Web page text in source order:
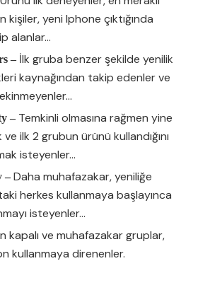
kişiler, yeni Iphone çıktığında
alanlar…
–İlk gruba benzer şekilde yenilik
kaynağından takip edenler ve
–Temkinli olmasına rağmen yine
ilk 2 grubun ürünü kullandığını
isteyenler…
– Daha muhafazakar, yeniliğe
herkes kullanmaya başlayınca
isteyenler...
kapalı ve muhafazakar gruplar,
kullanmaya direnenler.